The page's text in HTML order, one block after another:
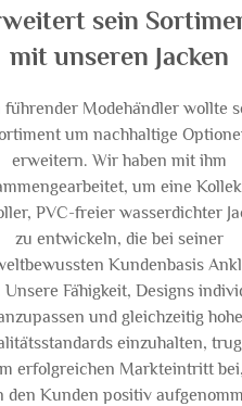
sein
mit unseren Jacken
führender Modehändler wollte
um nachhaltige
erweitern. Wir haben mit ihm
um eine
PVC-freier wasserdichter
zu entwickeln, die bei seiner
Kundenbasis
Unsere Fähigkeit, Designs
und gleichzeitig hohe
einzuhalten,
erfolgreichen Markteintritt
den Kunden positiv